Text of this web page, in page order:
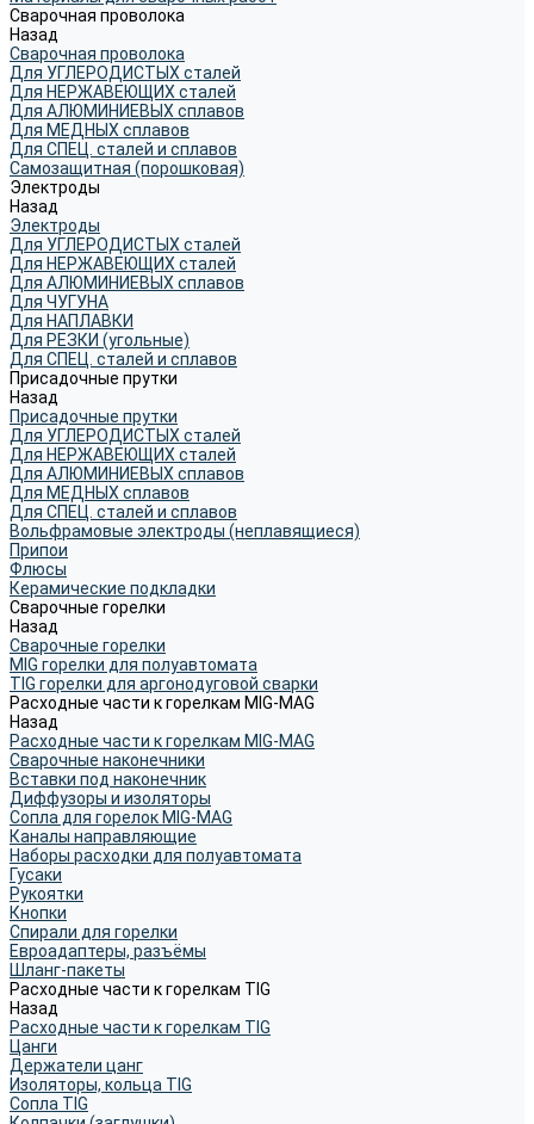
Сварочная проволока
Назад
Сварочная проволока
Для УГЛЕРОДИСТЫХ сталей
Для НЕРЖАВЕЮЩИХ сталей
Для АЛЮМИНИЕВЫХ сплавов
Для МЕДНЫХ сплавов
Для СПЕЦ. сталей и сплавов
Самозащитная (порошковая)
Электроды
Назад
Электроды
Для УГЛЕРОДИСТЫХ сталей
Для НЕРЖАВЕЮЩИХ сталей
Для АЛЮМИНИЕВЫХ сплавов
Для ЧУГУНА
Для НАПЛАВКИ
Для РЕЗКИ (угольные)
Для СПЕЦ. сталей и сплавов
Присадочные прутки
Назад
Присадочные прутки
Для УГЛЕРОДИСТЫХ сталей
Для НЕРЖАВЕЮЩИХ сталей
Для АЛЮМИНИЕВЫХ сплавов
Для МЕДНЫХ сплавов
Для СПЕЦ. сталей и сплавов
Вольфрамовые электроды (неплавящиеся)
Припои
Флюсы
Керамические подкладки
Сварочные горелки
Назад
Сварочные горелки
MIG горелки для полуавтомата
TIG горелки для аргонодуговой сварки
Расходные части к горелкам MIG-MAG
Назад
Расходные части к горелкам MIG-MAG
Сварочные наконечники
Вставки под наконечник
Диффузоры и изоляторы
Сопла для горелок MIG-MAG
Каналы направляющие
Наборы расходки для полуавтомата
Гусаки
Рукоятки
Кнопки
Спирали для горелки
Евроадаптеры, разъёмы
Шланг-пакеты
Расходные части к горелкам TIG
Назад
Расходные части к горелкам TIG
Цанги
Держатели цанг
Изоляторы, кольца TIG
Сопла TIG